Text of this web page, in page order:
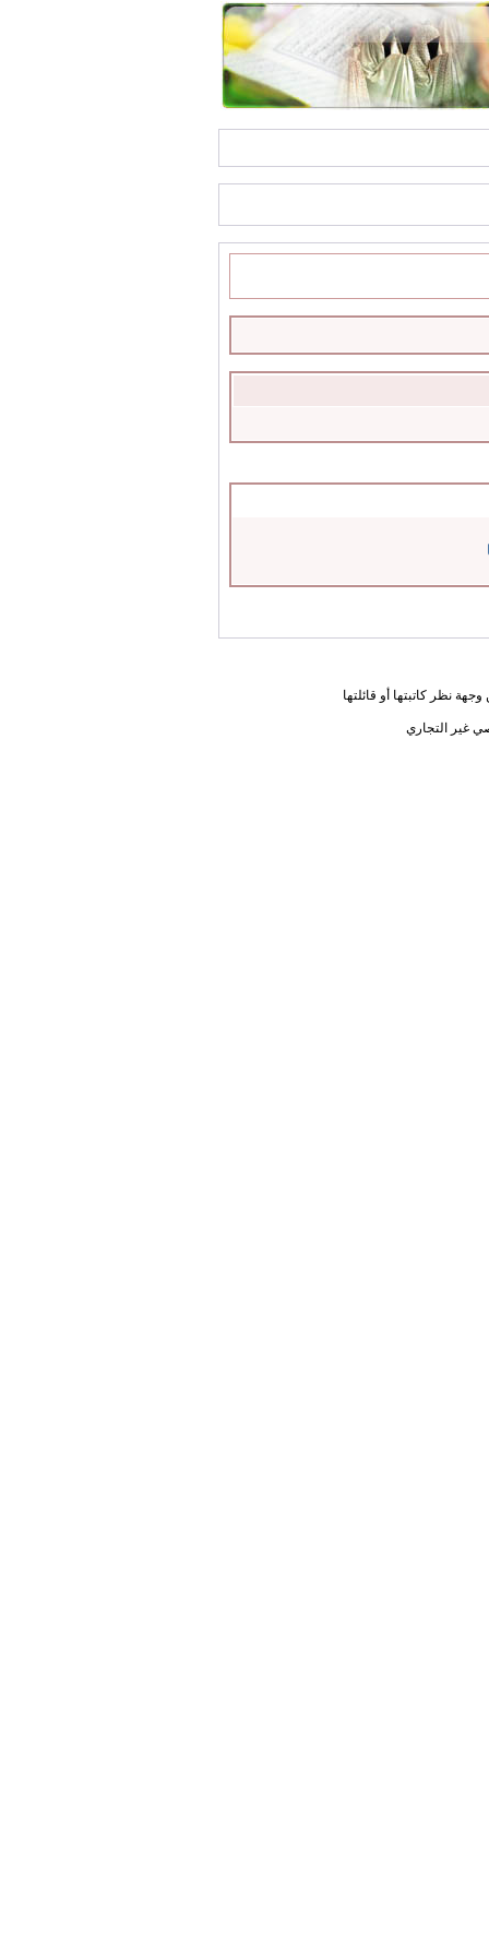
نظر كاتبتها أو قائلتها
غير التجاري